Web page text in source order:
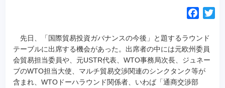
c
e
b
o
先日、「国際貿易投資ガバナンスの今後」と題するラウンド
テーブルに出席する機会があった。出席者の中には元欧州委員
会貿易担当委員や、元USTR代表、WTO事務局次長、ジュネー
ブのWTO担当大使、マルチ貿易交渉関連のシンクタンク等が
含まれ、WTOドーハラウンド関係者、いわば「通商交渉部